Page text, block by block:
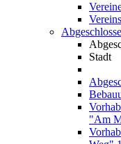
Stadt
"Am